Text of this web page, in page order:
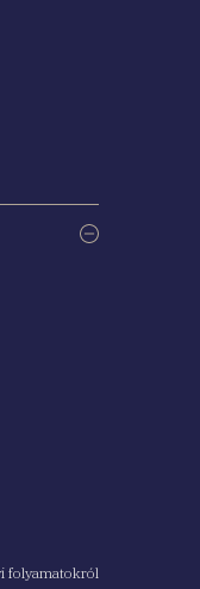
folyamatokról